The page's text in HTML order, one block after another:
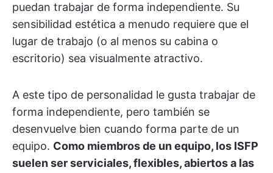
puedan trabajar de forma independiente. Su
sensibilidad estética a menudo requiere que el
lugar de trabajo (o al menos su cabina o
escritorio) sea visualmente atractivo.
A este tipo de personalidad le gusta trabajar de
forma independiente, pero también se
desenvuelve bien cuando forma parte de un
equipo. Como miembros de un equipo, los ISFP
suelen ser serviciales, flexibles, abiertos a las